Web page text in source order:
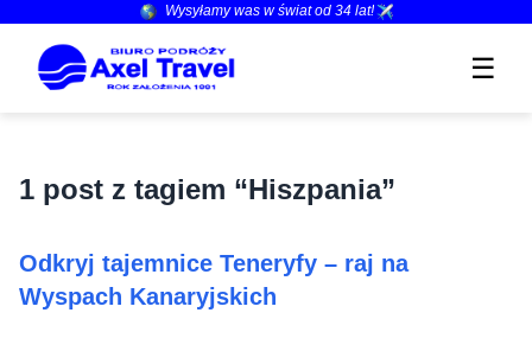
Wysyłamy was w świat od 34lat!
☰
1 post z tagiem “Hiszpania”
Odkryj tajemnice Teneryfy – raj na
Wyspach Kanaryjskich